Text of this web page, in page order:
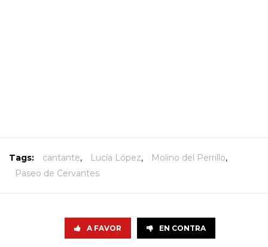
Tags: cantante, Lucía López, Molino del Perrillo,
Paseo de Cervantes
A FAVOR EN CONTRA